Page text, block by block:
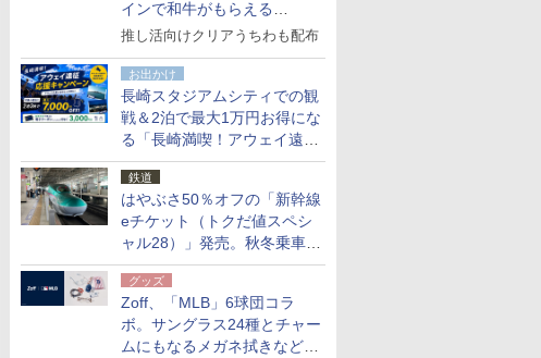
インで和牛がもらえる
「GO！GO！長崎スタンプラ
推し活向けクリアうちわも配布
お出かけ
長崎スタジアムシティでの観
戦＆2泊で最大1万円お得にな
る「長崎満喫！アウェイ遠征
応援キャンペーン」
鉄道
はやぶさ50％オフの「新幹線
eチケット（トクだ値スペシ
ャル28）」発売。秋冬乗車
分、えきねっと限定
グッズ
Zoff、「MLB」6球団コラ
ボ。サングラス24種とチャー
ムにもなるメガネ拭きなど雑